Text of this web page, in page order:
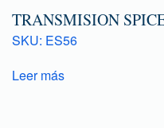
TRANSMISION
SKU: ES56
Leer más